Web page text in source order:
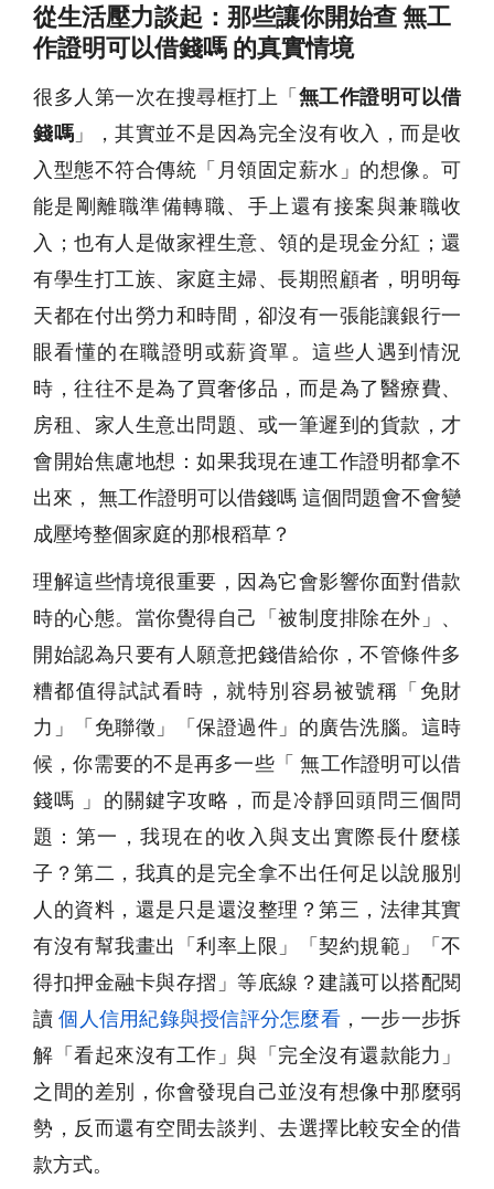
從生活壓力談起：那些讓你開始查 無工
作證明可以借錢嗎 的真實情境
很多人第一次在搜尋框打上「 無工作證明可以借
錢嗎 」，其實並不是因為完全沒有收入，而是收
入型態不符合傳統「月領固定薪水」的想像。可
能是剛離職準備轉職、手上還有接案與兼職收
入；也有人是做家裡生意、領的是現金分紅；還
有學生打工族、家庭主婦、長期照顧者，明明每
天都在付出勞力和時間，卻沒有一張能讓銀行一
眼看懂的在職證明或薪資單。這些人遇到情況
時，往往不是為了買奢侈品，而是為了醫療費、
房租、家人生意出問題、或一筆遲到的貨款，才
會開始焦慮地想：如果我現在連工作證明都拿不
出來， 無工作證明可以借錢嗎 這個問題會不會變
成壓垮整個家庭的那根稻草？
理解這些情境很重要，因為它會影響你面對借款
時的心態。當你覺得自己「被制度排除在外」、
開始認為只要有人願意把錢借給你，不管條件多
糟都值得試試看時，就特別容易被號稱「免財
力」「免聯徵」「保證過件」的廣告洗腦。這時
候，你需要的不是再多一些「 無工作證明可以借
錢嗎 」的關鍵字攻略，而是冷靜回頭問三個問
題：第一，我現在的收入與支出實際長什麼樣
子？第二，我真的是完全拿不出任何足以說服別
人的資料，還是只是還沒整理？第三，法律其實
有沒有幫我畫出「利率上限」「契約規範」「不
得扣押金融卡與存摺」等底線？建議可以搭配閱
讀 個人信用紀錄與授信評分怎麼看，一步一步拆
解「看起來沒有工作」與「完全沒有還款能力」
之間的差別，你會發現自己並沒有想像中那麼弱
勢，反而還有空間去談判、去選擇比較安全的借
款方式。